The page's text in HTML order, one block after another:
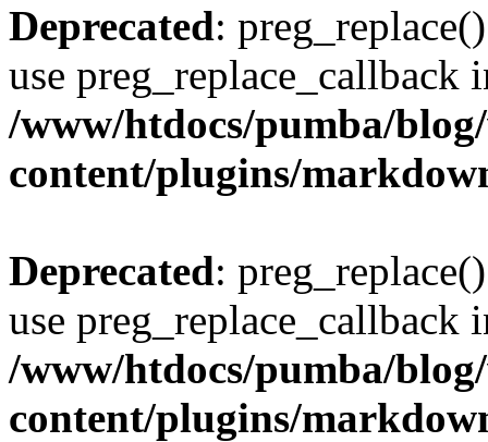
Deprecated:
use preg_replace_callback
/www/htdocs/pumba/
content/plugins/
Deprecated:
use preg_replace_callback
/www/htdocs/pumba/
content/plugins/